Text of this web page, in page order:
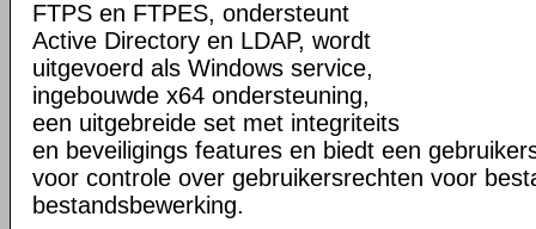
FTPS en FTPES, ondersteunt
Active Directory en LDAP, wordt
uitgevoerd als Windows service,
ingebouwde x64 ondersteuning,
een uitgebreide set met integriteits
en beveiligings features en biedt een
voor controle over gebruikersrechten voor
bestandsbewerking.